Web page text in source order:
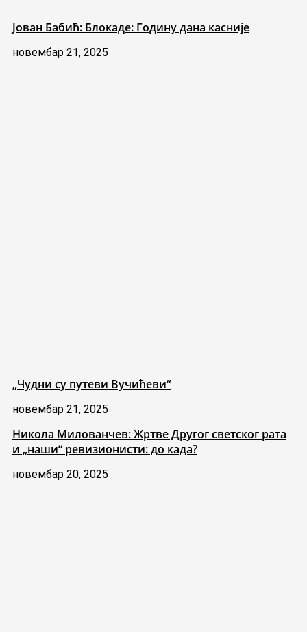
Јован Бабић: Блокаде: Годину дана касније
новембар 21, 2025
„Чудни су путеви Вучићеви“
новембар 21, 2025
Никола Милованчев: Жртве Другог светског рата
и „наши“ ревизионисти: до када?
новембар 20, 2025